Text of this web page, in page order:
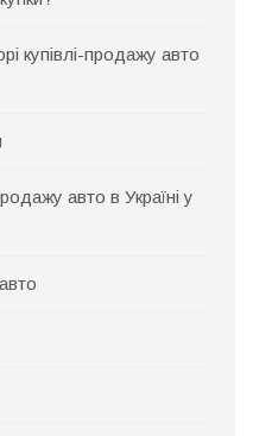
купівлі-продажу авто
авто в Україні у